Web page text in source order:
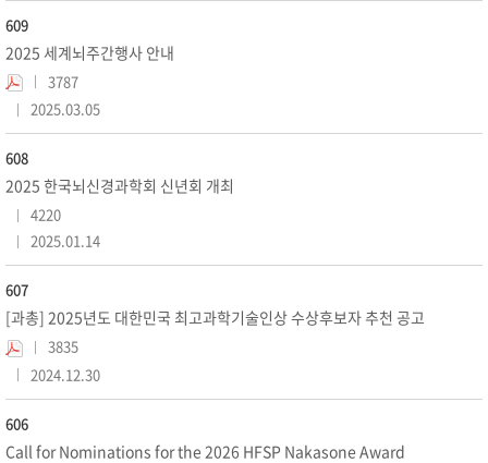
609
2025 세계뇌주간행사 안내
3787
2025.03.05
608
2025 한국뇌신경과학회 신년회 개최
4220
2025.01.14
607
[과총] 2025년도 대한민국 최고과학기술인상 수상후보자 추천 공고
3835
2024.12.30
606
Call for Nominations for the 2026 HFSP Nakasone Award